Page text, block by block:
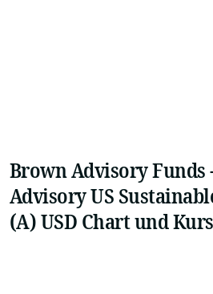
Brown Advisory Funds
Advisory US
(A) USD Chart und